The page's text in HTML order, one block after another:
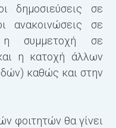
δημοσιεύσεις σε
ανακοινώσεις σε
η συμμετοχή σε
η κατοχή άλλων
καθώς και στην
φοιτητών θα γίνει